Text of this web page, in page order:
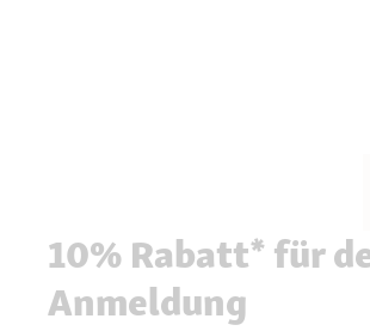
10% Rabatt* für
Anmeldung